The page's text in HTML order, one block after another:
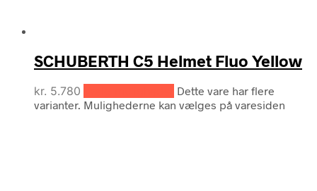
SCHUBERTH C5 Helmet Fluo Yellow
kr. 5.780
Dette vare har flere
varianter. Mulighederne kan vælges på varesiden